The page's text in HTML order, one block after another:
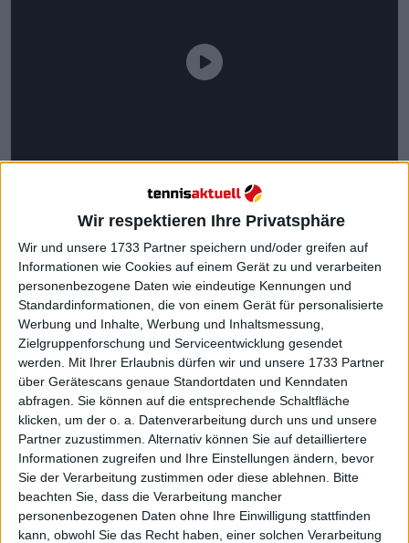
Wir respektieren Ihre Privatsphäre
Wir und unsere 1733 Partner speichern und/oder greifen auf
Informationen wie Cookies auf einem Gerät zu und verarbeiten
personenbezogene Daten wie eindeutige Kennungen und
Standardinformationen, die von einem Gerät für personalisierte
Werbung und Inhalte, Werbung und Inhaltsmessung,
Zielgruppenforschung und Serviceentwicklung gesendet
werden.
Mit Ihrer Erlaubnis dürfen wir und unsere 1733 Partner
über Gerätescans genaue Standortdaten und Kenndaten
abfragen. Sie können auf die entsprechende Schaltfläche
klicken, um der o. a. Datenverarbeitung durch uns und unsere
Partner zuzustimmen. Alternativ können Sie auf detailliertere
Informationen zugreifen und Ihre Einstellungen ändern, bevor
Sie der Verarbeitung zustimmen oder diese ablehnen.
Bitte
beachten Sie, dass die Verarbeitung mancher
personenbezogenen Daten ohne Ihre Einwilligung stattfinden
kann, obwohl Sie das Recht haben, einer solchen Verarbeitung
Sie werden nicht die einzigen Protagonisten in
Barcelona sein, denn die Anwesenheit der Monte-
Carlo-Finalisten Casper Ruud und Stefanos Tsitsipas
ist ebenso bestätigt wie die von Spielern wie Andrey
Rublev, Alex De Minaur und Ugo Humbert.